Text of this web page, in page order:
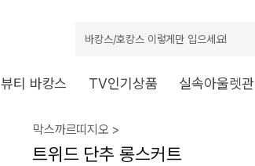
바캉스/호캉스 이렇게만 입으세요!
뷰티 바캉스 TV인기상품 실속아울렛관
막스까르띠지오 >
트위드 단추 롱스커트